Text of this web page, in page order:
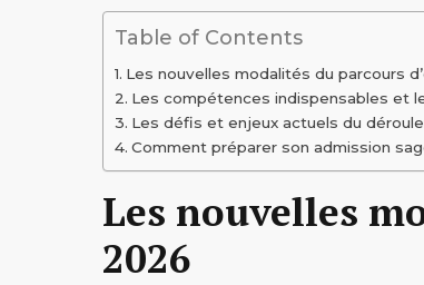
Table of Contents
Les nouvelles modalités du parcours
Les compétences indispensables et
Les défis et enjeux actuels du
Comment préparer son admission
Les nouvelles
2026